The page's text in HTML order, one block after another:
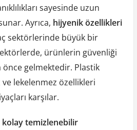
sayesinde uzun
Ayrıca, hijyenik özellikleri
sektörlerinde büyük bir
ürünlerin güvenliği
gelmektedir. Plastik
lekelenmez özellikleri
karşılar.
kolay temizlenebilir